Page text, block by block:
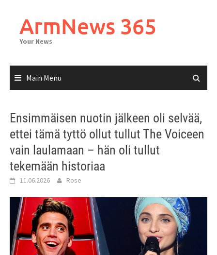
contentArmNews 365
Your News
Main Menu
Ensimmäisen nuotin jälkeen oli selvää,
ettei tämä tyttö ollut tullut The Voiceen
vain laulamaan – hän oli tullut
tekemään historiaa
11.06.2026 Rose